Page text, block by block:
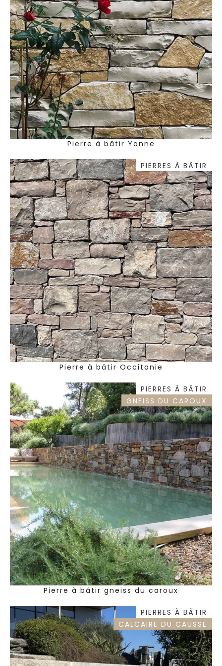
Pierre à bâtir Yonne
Pierre à bâtir Occitanie
PIERRES À BÂTIR
Pierre à bâtir gneiss du caroux
PIERRES À BÂTIR
GNEISS DU CAROUX
PIERRES À BÂTIR
CALCAIRE DU CAUSSE